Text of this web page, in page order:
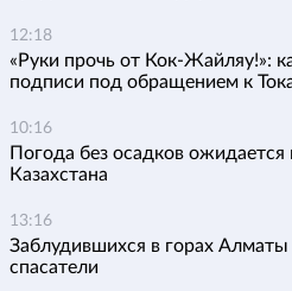
12:18
«Руки прочь от Кок-Жайляу!»:
подписи под обращением к
10:16
Погода без осадков ожидается
Казахстана
13:16
Заблудившихся в горах
спасатели